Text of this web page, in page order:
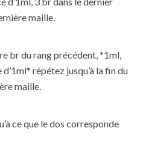
maille.
br du rang précédent, *1ml,
répétez jusqu’à la fin du
maille.
ce que le dos corresponde